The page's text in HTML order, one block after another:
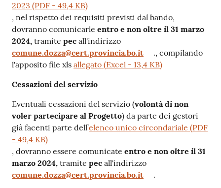
2023 (PDF - 49,4 KB)
, nel rispetto dei requisiti previsti dal bando,
dovranno comunicarle entro e non oltre il 31 marzo
2024, tramite pec all'indirizzo
comune.dozza@cert.provincia.bo.it
., compilando
l'apposito file xls allegato (Excel - 13,4 KB)
Cessazioni del servizio
Eventuali cessazioni del servizio (volontà di non
voler partecipare al Progetto) da parte dei gestori
già facenti parte dell’elenco unico circondariale (PDF
- 49,4 KB)
, dovranno essere comunicate entro e non oltre il 31
marzo 2024, tramite pec all'indirizzo
comune.dozza@cert.provincia.bo.it
.